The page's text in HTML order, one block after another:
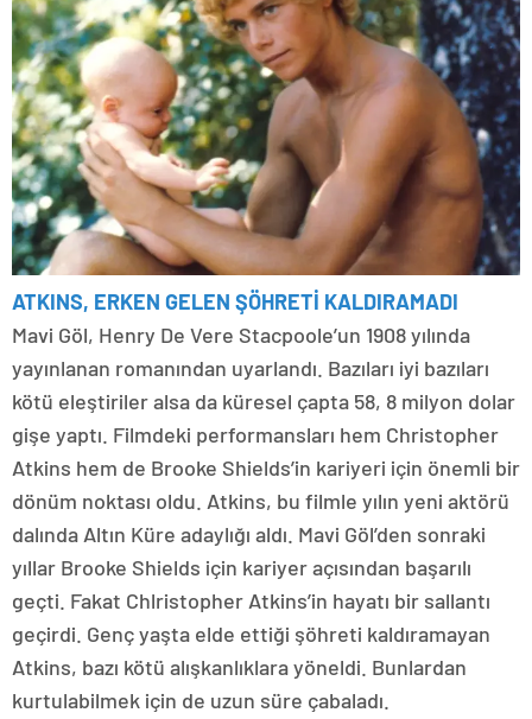
ATKINS, ERKEN GELEN ŞÖHRETİ KALDIRAMADI
Mavi Göl, Henry De Vere Stacpoole’un 1908 yılında
yayınlanan romanından uyarlandı. Bazıları iyi bazıları
kötü eleştiriler alsa da küresel çapta 58, 8 milyon dolar
gişe yaptı. Filmdeki performansları hem Christopher
Atkins hem de Brooke Shields’in kariyeri için önemli bir
dönüm noktası oldu. Atkins, bu filmle yılın yeni aktörü
dalında Altın Küre adaylığı aldı. Mavi Göl’den sonraki
yıllar Brooke Shields için kariyer açısından başarılı
geçti. Fakat Chlristopher Atkins’in hayatı bir sallantı
geçirdi. Genç yaşta elde ettiği şöhreti kaldıramayan
Atkins, bazı kötü alışkanlıklara yöneldi. Bunlardan
kurtulabilmek için de uzun süre çabaladı.